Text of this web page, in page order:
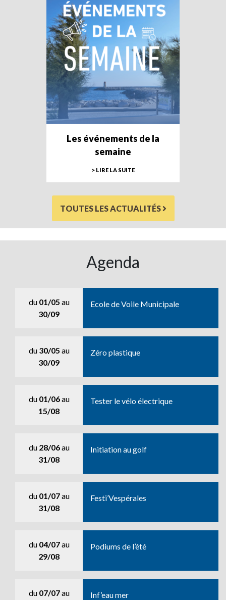
Les événements de la
semaine
> LIRE LA SUITE
TOUTES LES ACTUALITÉS
Agenda
du 01/05 au
30/09
Ecole de Voile Municipale
du 30/05 au
30/09
Zéro plastique
du 01/06au
15/08
Tester le vélo électrique
du 28/06au
31/08
Initiation au golf
du 01/07au
31/08
Festi’Vespérales
du 04/07au
29/08
Podiums de l’été
du 07/07au Inf’eau mer